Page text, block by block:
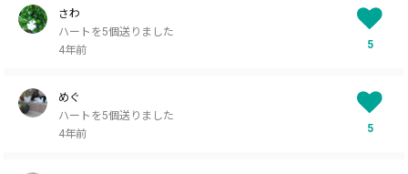
さわ
ハートを5個送りました
4年前
5
めぐ
ハートを5個送りました
4年前
5